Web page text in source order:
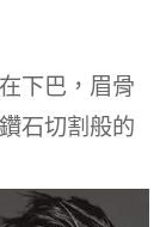
下巴，眉骨
石切割般的